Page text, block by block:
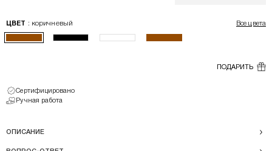
ЦВЕТ : коричневый Все цвета
ПОДАРИТЬ
Сертифицировано
Ручная работа
ОПИСАНИЕ